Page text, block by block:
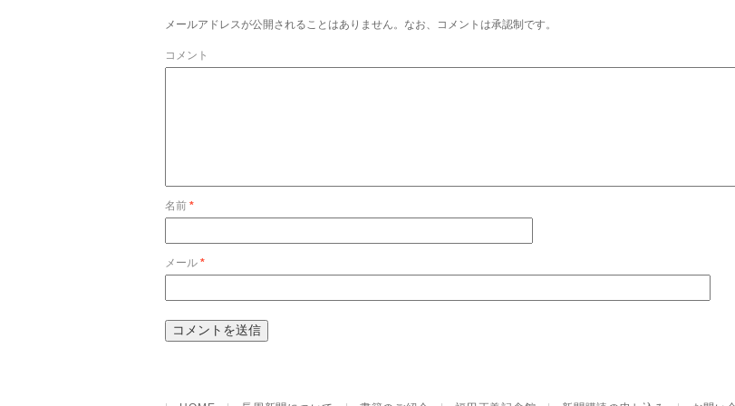
メールアドレスが公開されることはありません。なお、コメントは承認制です。
コメント
名前 *
メール *